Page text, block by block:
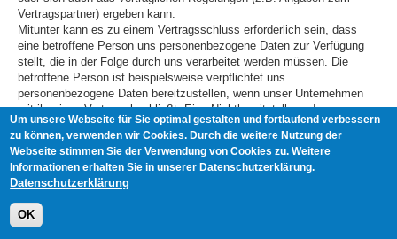
Vertragspartner) ergeben kann.
Mitunter kann es zu einem Vertragsschluss erforderlich sein, dass
eine betroffene Person uns personenbezogene Daten zur Verfügung
stellt, die in der Folge durch uns verarbeitet werden müssen. Die
betroffene Person ist beispielsweise verpflichtet uns
personenbezogene Daten bereitzustellen, wenn unser Unternehmen
mit ihr einen Vertrag abschließt. Eine Nichtbereitstellung der
personenbezogenen Daten hätte zur Folge, dass der Vertrag mit dem
Betroffenen nicht geschlossen werden könnte.
Vor einer Bereitstellung personenbezogener Daten durch den
Betroffenen muss sich der Betroffene an einen unserer Mitarbeiter
wenden. Unser Mitarbeiter klärt den Betroffenen einzelfallbezogen
darüber auf, ob die Bereitstellung der personenbezogenen Daten
gesetzlich oder vertraglich vorgeschrieben oder für den
Um unsere Webseite für Sie optimal gestalten und fortlaufend verbessern
zu können, verwenden wir Cookies. Durch die weitere Nutzung der
Webseite stimmen Sie der Verwendung von Cookies zu. Weitere
Informationen erhalten Sie in unserer Datenschutzerklärung.
Datenschutzerklärung
OK